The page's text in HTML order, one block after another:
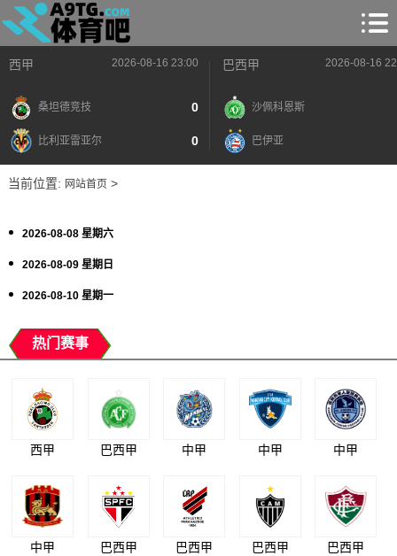
西甲 2026-08-16 23:00
桑坦德竞技 0
比利亚雷亚尔 0
巴西甲 2026-08-16
沙佩科恩斯
巴伊亚
当前位置: 网站首页>
2026-08-08 星期六
2026-08-09 星期日
2026-08-10 星期一
热门赛事
西甲 巴西甲 中甲 中甲 中甲
中甲 巴西甲 巴西甲 巴西甲 巴西甲